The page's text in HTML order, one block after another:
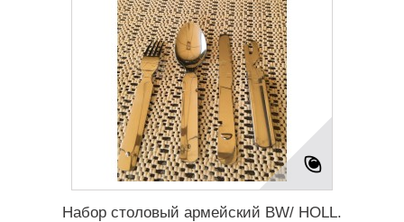
Набор столовый армейский BW/ HOLL.